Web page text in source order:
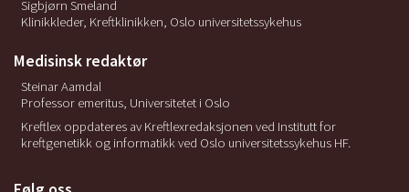
Sigbjørn Smeland
Klinikkleder, Kreftklinikken, Oslo universitetssykehus
Medisinsk redaktør
Steinar Aamdal
Professor emeritus, Universitetet i Oslo
Kreftlex oppdateres av Kreftlexredaksjonen ved Institutt for
kreftgenetikk og informatikk ved Oslo universitetssykehus HF.